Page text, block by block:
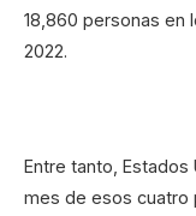
18,860 personas en
2022.
Entre tanto,
mes de esos cuatro